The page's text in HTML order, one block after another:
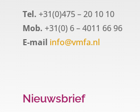
Tel. +31(0)475 – 20 10 10
Mob. +31(0) 6 – 4011 66 96
E-mail info@vmfa.nl
Nieuwsbrief